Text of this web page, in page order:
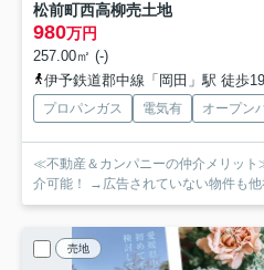
松前町西高柳売土地
980万円
257.00㎡ (-)
伊予鉄道郡中線「岡田」駅 徒歩
プロパンガス 電気有 オープン
≪不動産＆カンパニーの仲介メリッ
介可能！ →広告されていない物件も
売地